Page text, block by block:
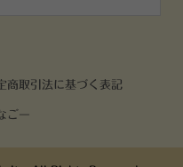
商取引法に基づく表記
ごー